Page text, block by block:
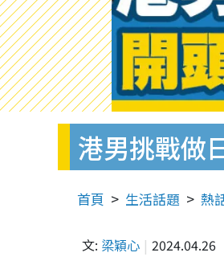
港男挑戰做
首頁 生活話題 熱
文: 梁穎心 2024.04.26